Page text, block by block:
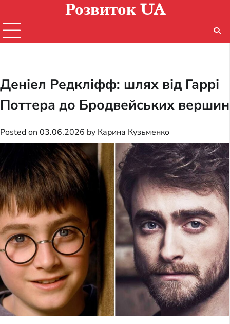
content
Розвиток UA
Деніел Редкліфф: шлях від Гаррі
Поттера до Бродвейських вершин
Posted on 03.06.2026 by Карина Кузьменко